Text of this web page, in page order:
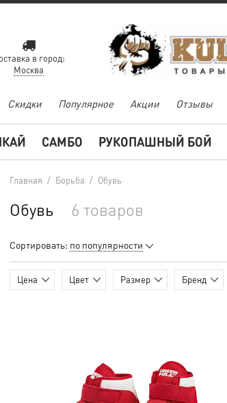
в город:
Москва
Скидки Популярное Акции Отзывы
САМБО РУКОПАШНЫЙ БОЙ
Главная / Борьба / Обувь
Обувь 6 товаров
Сортировать: по популярности
Цена Цвет Размер Бренд
Инкогнито 0627 Мария Колпакова